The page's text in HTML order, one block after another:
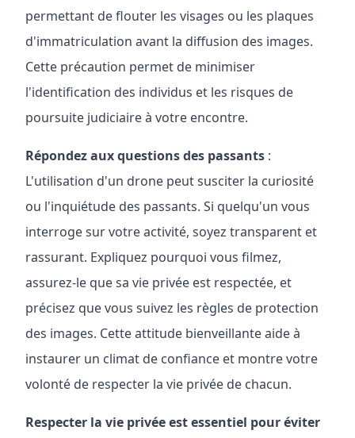
permettant de flouter les visages ou les plaques
d'immatriculation avant la diffusion des images.
Cette précaution permet de minimiser
l'identification des individus et les risques de
poursuite judiciaire à votre encontre.
Répondez aux questions des passants :
L'utilisation d'un drone peut susciter la curiosité
ou l'inquiétude des passants. Si quelqu'un vous
interroge sur votre activité, soyez transparent et
rassurant. Expliquez pourquoi vous filmez,
assurez-le que sa vie privée est respectée, et
précisez que vous suivez les règles de protection
des images. Cette attitude bienveillante aide à
instaurer un climat de confiance et montre votre
volonté de respecter la vie privée de chacun.
Respecter la vie privée est essentiel pour éviter